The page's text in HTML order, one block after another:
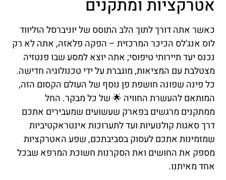
אטרקציות ומתקנים
כאשר אתה דורך לתוך הלב התוסס של יוניברסל הוליווד
לוס אנג'לס הכיכר המרכזית – הפקה פלאזה, אתה לא רק
נכנס יעד תיירותי טיפוסי; אתה יוצא למסע שבו פנטזיה
מצטלבת עם המציאות, מוגברת על ידי טכנולוגיה חדישה.
כל פינה שפונה חושפת פן נוסף של העולם הקסום הזה,
המותאם להעשרת החוויה 🌟 של כל מבקר. החל
ממתקנים מרגשים בפארק שעשועים שמעבירים אתכם
דרך סאגות קולנועיות ועד לתערוכות אינטראקטיביות
שמזמינות אתכם לעסוק בסביבתכם, שפע האטרקציות
מספק את החושים ואת הסקרנות חשוכת המרפא שבכל
אחד מאיתנו.